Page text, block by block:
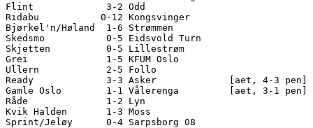
Flint             3-2 Odd
Ridabu           0-12 Kongsvinger
Bjørkel'n/Høland  1-6 Strømmen
Skedsmo           0-5 Eidsvold Turn
Skjetten          0-5 Lillestrøm
Grei              1-5 KFUM Oslo
Ullern            2-5 Follo
Ready             3-3 Asker             [aet, 4-3 pen]
Gamle Oslo        1-1 Vålerenga         [aet, 3-1 pen]
Råde              1-2 Lyn
Kvik Halden       1-3 Moss
Sprint/Jeløy      0-4 Sarpsborg 08